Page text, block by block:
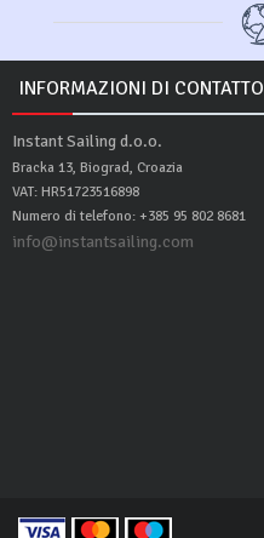
INFORMAZIONI DI CONTATTO
Instant Sailing d.o.o.
Bracka 13, Biograd, Croazia
VAT: HR51723516898
Numero di telefono: +385 95 802 8681
info@instantsailing.com